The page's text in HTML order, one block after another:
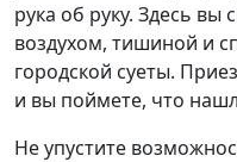
рука об руку. Здесь
воздухом, тишиной и
городской суеты.
и вы поймете, что
Не упустите